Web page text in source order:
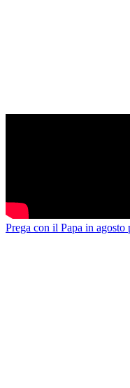
Prega con il Papa in agosto